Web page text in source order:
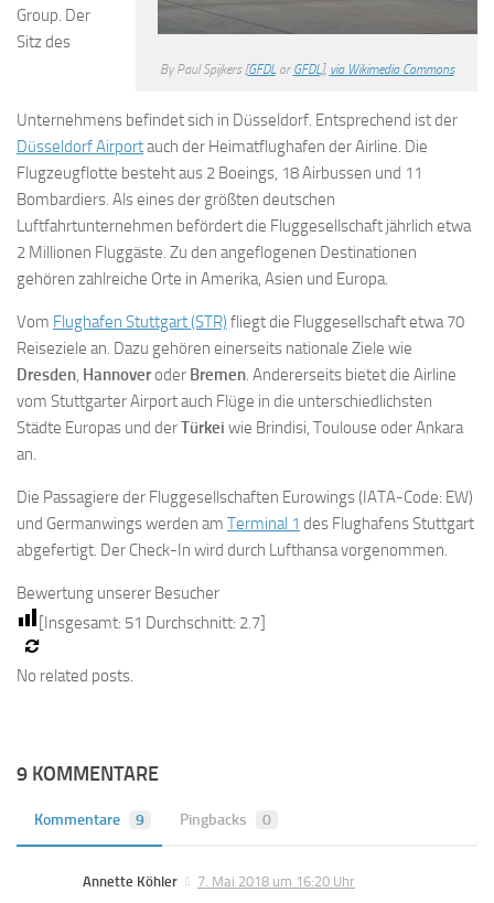
By Paul Spijkers [GFDLor GFDL], via Wikimedia Commons
Group. Der
Sitz des
Unternehmens befindet sich in Düsseldorf. Entsprechend ist der
Düsseldorf Airportauch der Heimatflughafen der Airline. Die
Flugzeugflotte besteht aus 2 Boeings, 18 Airbussen und 11
Bombardiers. Als eines der größten deutschen
Luftfahrtunternehmen befördert die Fluggesellschaft jährlich etwa
2 Millionen Fluggäste. Zu den angeflogenen Destinationen
gehören zahlreiche Orte in Amerika, Asien und Europa.
Vom Flughafen Stuttgart (STR) fliegt die Fluggesellschaft etwa 70
Reiseziele an. Dazu gehören einerseits nationale Ziele wie
Dresden, Hannoveroder Bremen. Andererseits bietet die Airline
vom Stuttgarter Airport auch Flüge in die unterschiedlichsten
Städte Europas und derTürkei wie Brindisi, Toulouse oder Ankara
an.
Die Passagiere der Fluggesellschaften Eurowings (IATA-Code: EW)
und Germanwings werden am Terminal 1 des Flughafens Stuttgart
abgefertigt. Der Check-In wird durch Lufthansa vorgenommen.
Bewertung unserer Besucher
[Insgesamt: 51 Durchschnitt: 2.7]
No related posts.
9 KOMMENTARE
Kommentare 9 Pingbacks 0
Annette Köhler
7. Mai 2018 um 16:20 Uhr